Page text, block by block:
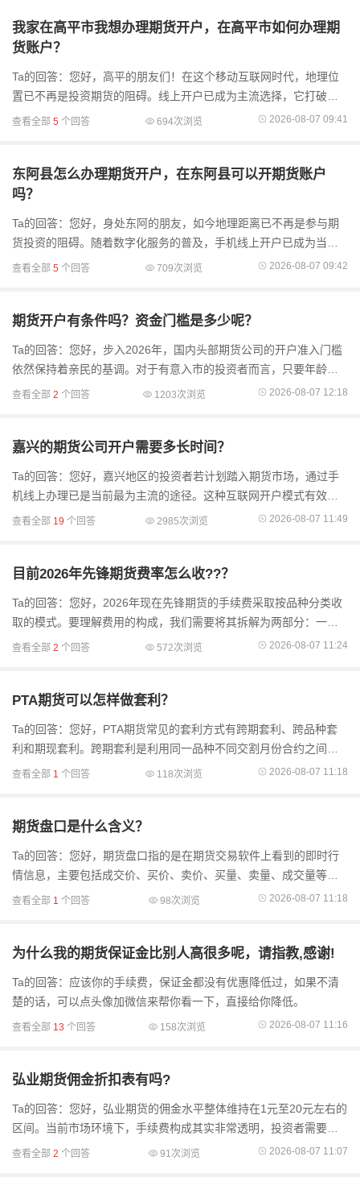
我家在高平市我想办理期货开户，在高平市如何办理期
货账户？
Ta的回答：您好，高平的朋友们！在这个移动互联网时代，地理位
置已不再是投资期货的阻碍。线上开户已成为主流选择，它打破了
实体网点的地域限制，让您足不出户就能高效办妥所有手续。需要
查看全部 5 个回答 694次浏览 2026-08-07 09:41
东阿县怎么办理期货开户，在东阿县可以开期货账户
吗？
Ta的回答：您好，身处东阿的朋友，如今地理距离已不再是参与期
货投资的阻碍。随着数字化服务的普及，手机线上开户已成为当下
主流且高效的办理方式，彻底打破了实体营业部的地域限制，让您
查看全部 5 个回答 709次浏览 2026-08-07 09:42
期货开户有条件吗？资金门槛是多少呢？
Ta的回答：您好，步入2026年，国内头部期货公司的开户准入门槛
依然保持着亲民的基调。对于有意入市的投资者而言，只要年龄满
足18周岁且个人征信良好、不属于失信被执行人，便具备了基本的
查看全部 2 个回答 1203次浏览 2026-08-07 12:18
嘉兴的期货公司开户需要多长时间？
Ta的回答：您好，嘉兴地区的投资者若计划踏入期货市场，通过手
机线上办理已是当前最为主流的途径。这种互联网开户模式有效突
破了地域限制，即便您身处嘉兴且周边无营业网点，也能足不出户
查看全部 19 个回答 2985次浏览 2026-08-07 11:49
目前2026年先锋期货费率怎么收??？
Ta的回答：您好，2026年现在先锋期货的手续费采取按品种分类收
取的模式。要理解费用的构成，我们需要将其拆解为两部分：一部
分是交易所规定的基础费用，这是市场的刚性成本，标准统一且不
查看全部 2 个回答 572次浏览 2026-08-07 11:24
PTA期货可以怎样做套利？
Ta的回答：您好，PTA期货常见的套利方式有跨期套利、跨品种套
利和期现套利。跨期套利是利用同一品种不同交割月份合约之间的
价差变动来获利。例如，当PTA期货远月合约和近月合约价差过大或
查看全部 1 个回答 118次浏览 2026-08-07 11:18
期货盘口是什么含义？
Ta的回答：您好，期货盘口指的是在期货交易软件上看到的即时行
情信息，主要包括成交价、买价、卖价、买量、卖量、成交量等，
它能让投资者直观了解当前市场的交易情况。为啥得关注盘口呢？
查看全部 1 个回答 98次浏览 2026-08-07 11:18
为什么我的期货保证金比别人高很多呢，请指教,感谢!
Ta的回答：应该你的手续费，保证金都没有优惠降低过，如果不清
楚的话，可以点头像加微信来帮你看一下，直接给你降低。
查看全部 13 个回答 158次浏览 2026-08-07 11:16
弘业期货佣金折扣表有吗?
Ta的回答：您好，弘业期货的佣金水平整体维持在1元至20元左右的
区间。当前市场环境下，手续费构成其实非常透明，投资者需要明
白，每一笔交易支出都由两部分组成：一部分是交易所收取的基础
查看全部 2 个回答 91次浏览 2026-08-07 11:07